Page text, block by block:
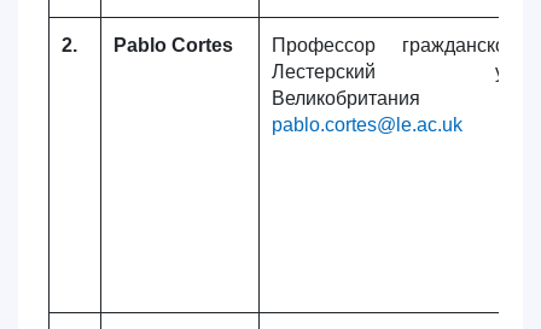
2. Pablo Cortes
Профессор гражданского
Лестерский
Великобритания
pablo.cortes@le.ac.uk